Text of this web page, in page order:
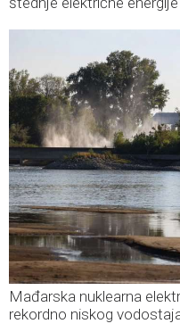
Mađarska nuklearna
rekordno niskog